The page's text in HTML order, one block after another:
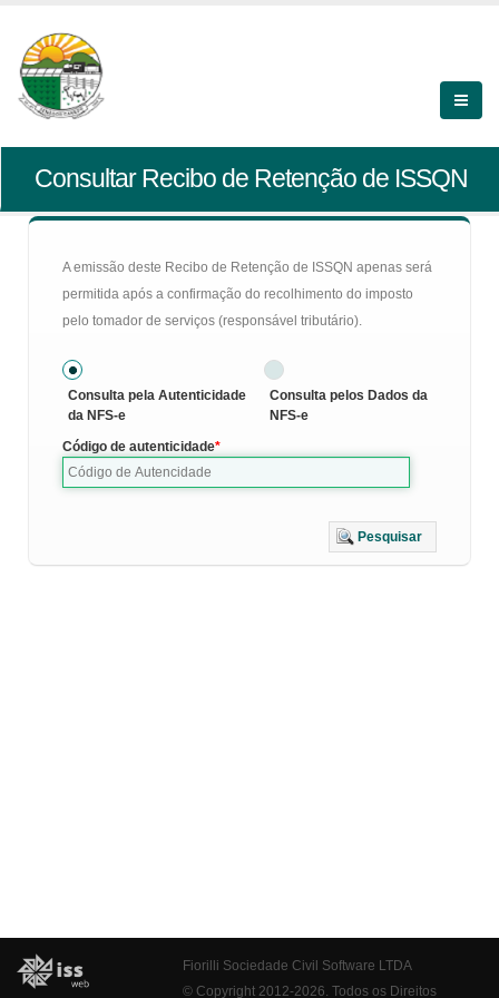
Consultar Recibo de Retenção de ISSQN
A emissão deste Recibo de Retenção de ISSQN apenas será
permitida após a confirmação do recolhimento do imposto
pelo tomador de serviços (responsável tributário).
Consulta pela Autenticidade
da NFS-e
Consulta pelos Dados da
NFS-e
Código de autenticidade
Pesquisar
Fiorilli Sociedade Civil Software LTDA
© Copyright 2012-2026. Todos os Direitos